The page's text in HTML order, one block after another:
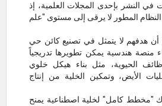
النشر بإحدى المجلات العلمية، إذ
المطور لا يرقى إلى مستوى "علم
أن هدفهم لا يتمثل في تصنيع كائن حي
منصة هندسية يمكن تطويرها تدريجياً
الحيوية، مثل بناء هيكل خلوي
الأيض، وتمكين الخلية من إنتاج
"مخطط كامل" لخلية اصطناعية يمنح